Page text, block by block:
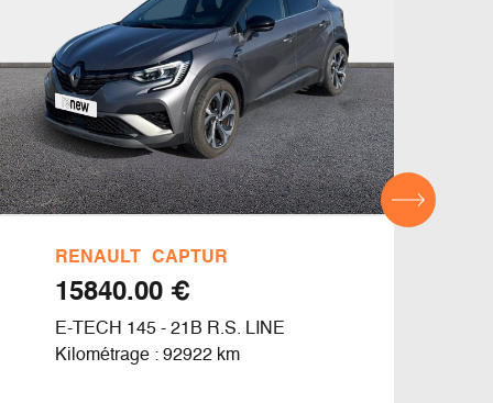
RENAULT CAPTUR
€ 15840.00
E-TECH 145 - 21B R.S. LINE
Kilométrage : 92922 km